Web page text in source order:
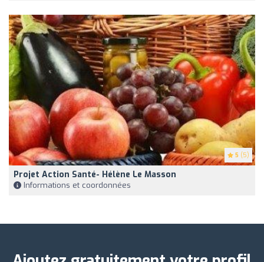
5 (5)
Projet Action Santé- Hélène Le Masson
Informations et coordonnées